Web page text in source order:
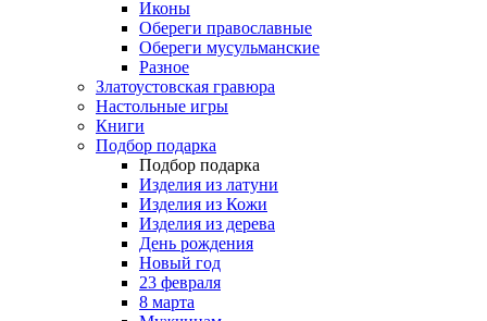
Иконы
Обереги православные
Обереги мусульманские
Разное
Златоустовская гравюра
Настольные игры
Книги
Подбор подарка
Подбор подарка
Изделия из латуни
Изделия из Кожи
Изделия из дерева
День рождения
Новый год
23 февраля
8 марта